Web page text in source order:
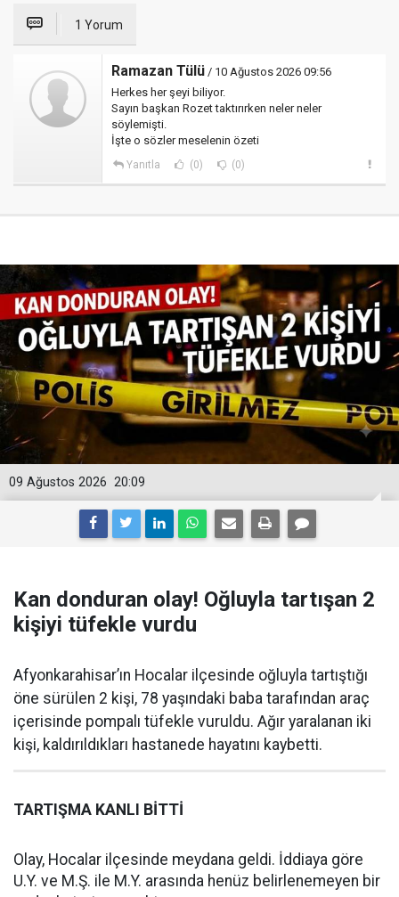
1 Yorum
Ramazan Tülü / 10 Ağustos 2026 09:56
Herkes her şeyi biliyor.
Sayın başkan Rozet taktırırken neler neler
söylemişti.
İşte o sözler meselenin özeti
Yanıtla (0) (0)
20:09
09 Ağustos 2026
Kan donduran olay! Oğluyla tartışan 2
kişiyi tüfekle vurdu
Afyonkarahisar’ın Hocalar ilçesinde oğluyla tartıştığı
öne sürülen 2 kişi, 78 yaşındaki baba tarafından araç
içerisinde pompalı tüfekle vuruldu. Ağır yaralanan iki
kişi, kaldırıldıkları hastanede hayatını kaybetti.
TARTIŞMA KANLI BİTTİ
Olay, Hocalar ilçesinde meydana geldi. İddiaya göre
U.Y. ve M.Ş. ile M.Y. arasında henüz belirlenemeyen bir